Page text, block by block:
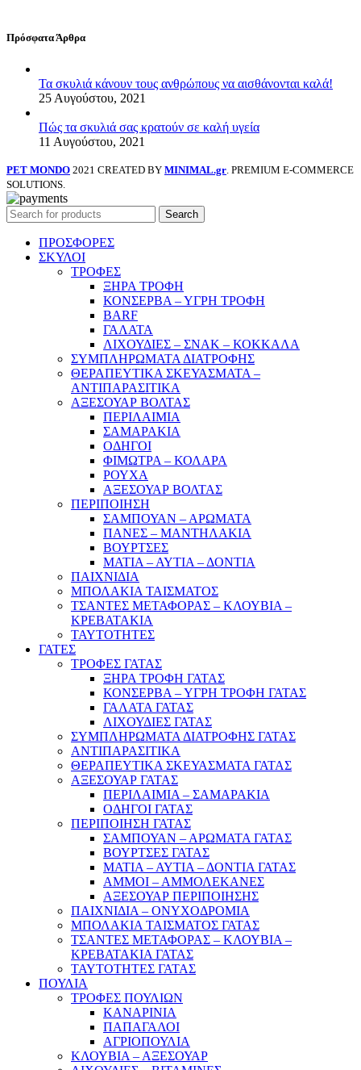
Πρόσφατα Άρθρα
Τα σκυλιά κάνουν τους ανθρώπους να αισθάνονται καλά!
25 Αυγούστου, 2021
Πώς τα σκυλιά σας κρατούν σε καλή υγεία
11 Αυγούστου, 2021
PET MONDO 2021 CREATED BY MINIMAL.gr. PREMIUM E-COMMERCE
SOLUTIONS.
Search
ΠΡΟΣΦΟΡΕΣ
ΣΚΥΛΟΙ
ΤΡΟΦΕΣ
ΞΗΡΑ ΤΡΟΦΗ
ΚΟΝΣΕΡΒΑ – ΥΓΡΗ ΤΡΟΦΗ
BARF
ΓΑΛΑΤΑ
ΛΙΧΟΥΔΙΕΣ – ΣΝΑΚ – ΚΟΚΚΑΛΑ
ΣΥΜΠΛΗΡΩΜΑΤΑ ΔΙΑΤΡΟΦΗΣ
ΘΕΡΑΠΕΥΤΙΚΑ ΣΚΕΥΑΣΜΑΤΑ –
ΑΝΤΙΠΑΡΑΣΙΤΙΚΑ
ΑΞΕΣΟΥΑΡ ΒΟΛΤΑΣ
ΠΕΡΙΛΑΙΜΙΑ
ΣΑΜΑΡΑΚΙΑ
ΟΔΗΓΟΙ
ΦΙΜΩΤΡΑ – ΚΟΛΑΡΑ
ΡΟΥΧΑ
ΑΞΕΣΟΥΑΡ ΒΟΛΤΑΣ
ΠΕΡΙΠΟΙΗΣΗ
ΣΑΜΠΟΥΑΝ – ΑΡΩΜΑΤΑ
ΠΑΝΕΣ – ΜΑΝΤΗΛΑΚΙΑ
ΒΟΥΡΤΣΕΣ
ΜΑΤΙΑ – ΑΥΤΙΑ – ΔΟΝΤΙΑ
ΠΑΙΧΝΙΔΙΑ
ΜΠΟΛΑΚΙΑ ΤΑΙΣΜΑΤΟΣ
ΤΣΑΝΤΕΣ ΜΕΤΑΦΟΡΑΣ – ΚΛΟΥΒΙΑ –
ΚΡΕΒΑΤΑΚΙΑ
ΤΑΥΤΟΤΗΤΕΣ
ΓΑΤΕΣ
ΤΡΟΦΕΣ ΓΑΤΑΣ
ΞΗΡΑ ΤΡΟΦΗ ΓΑΤΑΣ
ΚΟΝΣΕΡΒΑ – ΥΓΡΗ ΤΡΟΦΗ ΓΑΤΑΣ
ΓΑΛΑΤΑ ΓΑΤΑΣ
ΛΙΧΟΥΔΙΕΣ ΓΑΤΑΣ
ΣΥΜΠΛΗΡΩΜΑΤΑ ΔΙΑΤΡΟΦΗΣ ΓΑΤΑΣ
ΑΝΤΙΠΑΡΑΣΙΤΙΚΑ
ΘΕΡΑΠΕΥΤΙΚΑ ΣΚΕΥΑΣΜΑΤΑ ΓΑΤΑΣ
ΑΞΕΣΟΥΑΡ ΓΑΤΑΣ
ΠΕΡΙΛΑΙΜΙΑ – ΣΑΜΑΡΑΚΙΑ
ΟΔΗΓΟΙ ΓΑΤΑΣ
ΠΕΡΙΠΟΙΗΣΗ ΓΑΤΑΣ
ΣΑΜΠΟΥΑΝ – ΑΡΩΜΑΤΑ ΓΑΤΑΣ
ΒΟΥΡΤΣΕΣ ΓΑΤΑΣ
ΜΑΤΙΑ – ΑΥΤΙΑ – ΔΟΝΤΙΑ ΓΑΤΑΣ
ΑΜΜΟΙ – ΑΜΜΟΛΕΚΑΝΕΣ
ΑΞΕΣΟΥΑΡ ΠΕΡΙΠΟΙΗΣΗΣ
ΠΑΙΧΝΙΔΙΑ – ΟΝΥΧΟΔΡΟΜΙΑ
ΜΠΟΛΑΚΙΑ ΤΑΙΣΜΑΤΟΣ ΓΑΤΑΣ
ΤΣΑΝΤΕΣ ΜΕΤΑΦΟΡΑΣ – ΚΛΟΥΒΙΑ –
ΚΡΕΒΑΤΑΚΙΑ ΓΑΤΑΣ
ΤΑΥΤΟΤΗΤΕΣ ΓΑΤΑΣ
ΠΟΥΛΙΑ
ΤΡΟΦΕΣ ΠΟΥΛΙΩΝ
ΚΑΝΑΡΙΝΙΑ
ΠΑΠΑΓΑΛΟΙ
ΑΓΡΙΟΠΟΥΛΙΑ
ΚΛΟΥΒΙΑ – ΑΞΕΣΟΥΑΡ